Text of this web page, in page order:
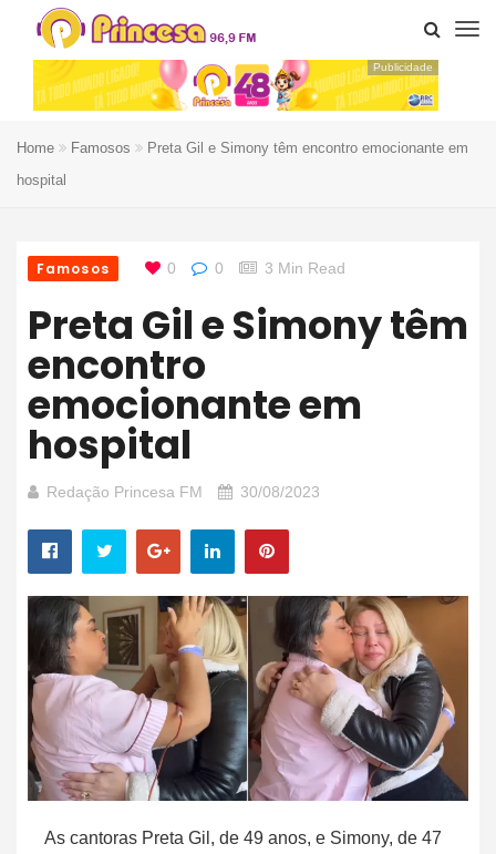
Publicidade
Home Famosos
Preta Gil e Simony têm encontro emocionante em
hospital
Famosos 0 0 3 Min Read
Preta Gil e Simony têm
encontro
emocionante em
hospital
Redação Princesa FM 30/08/2023
As cantoras Preta Gil, de 49 anos, e Simony, de 47